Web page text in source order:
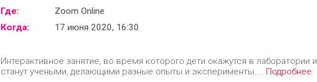
Где:
Zoom Online
Когда:
17 июня 2020, 16:30
Интерактивное занятие, во время которого дети окажутся в лаборатории и
станут учеными, делающими разные опыты и эксперименты.... Подробнее